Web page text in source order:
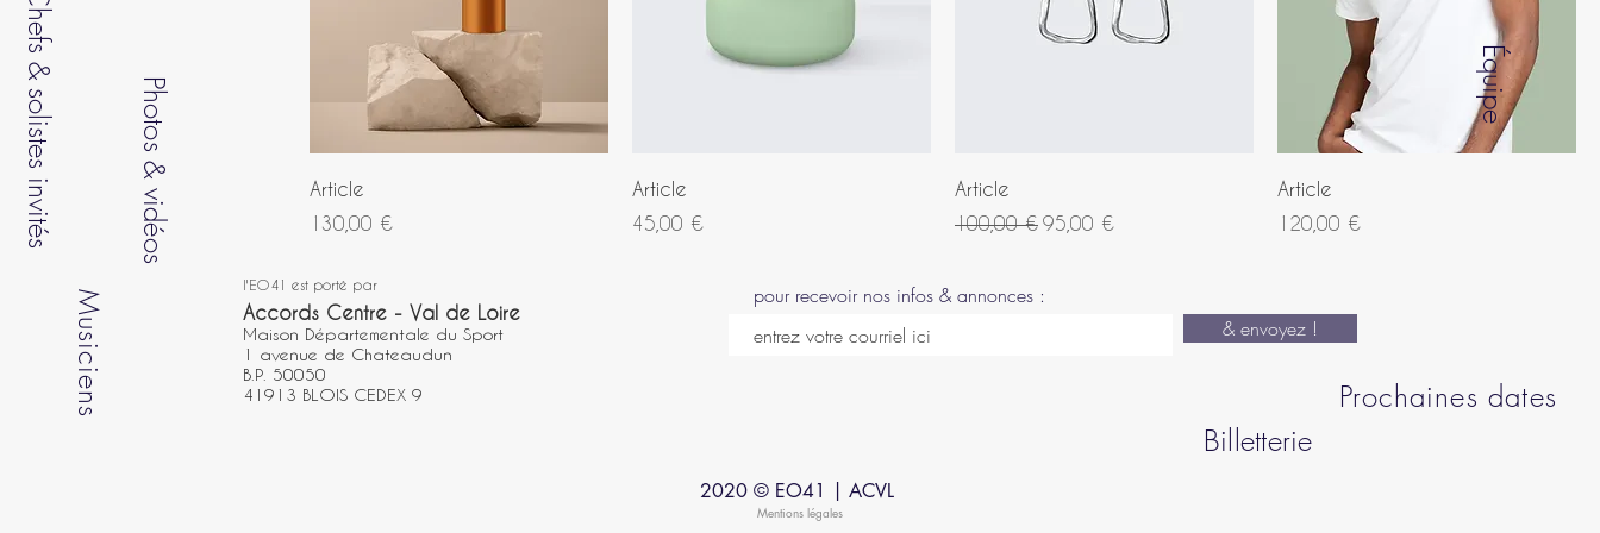
Article
Prix
130,00 €
Article
Prix
45,00 €
Article
Prix original
100,00 € Prix promotionnel
95,00 €
Article
Prix
120,00 €
Chefs & solistes invités
Musiciens
Photos
&
vidéos
Équipe
Prochaines dates
Billetterie
l'EO41 est porté par
Accords Centre - Val de Loire
Maison Départementale du Sport
1 avenue de Chateaudun
B.P. 50050
41913 BLOIS CEDEX 9
pour recevoir nos infos & annonces :
& envoyez !
2020 © EO41 | ACVL
Mentions légales